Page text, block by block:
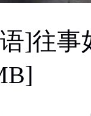
]往事